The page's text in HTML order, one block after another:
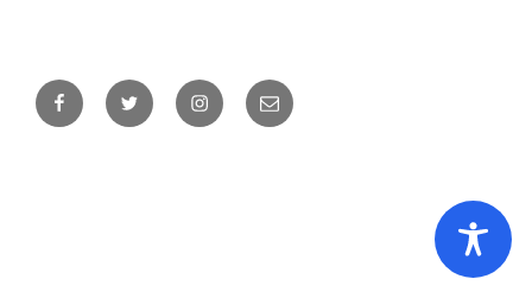
FacebookTwitter InstagramEmail